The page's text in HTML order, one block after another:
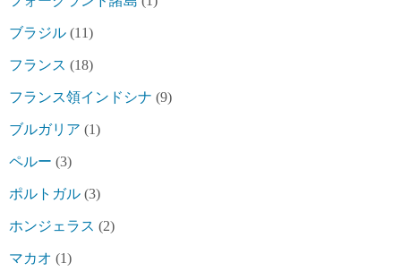
ブラジル (11)
フランス (18)
フランス領インドシナ (9)
ブルガリア (1)
ペルー (3)
ポルトガル (3)
ホンジェラス (2)
マカオ (1)